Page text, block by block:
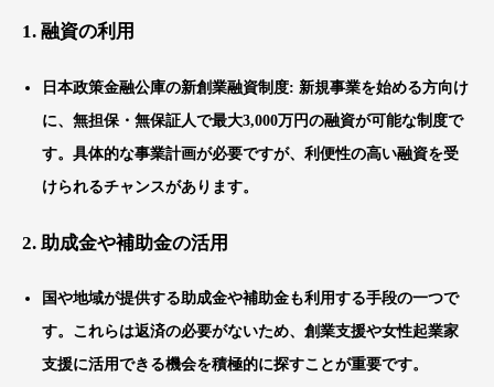
1. 融資の利用
日本政策金融公庫の新創業融資制度: 新規事業を始める方向け
に、無担保・無保証人で最大3,000万円の融資が可能な制度で
す。具体的な事業計画が必要ですが、利便性の高い融資を受
けられるチャンスがあります。
2. 助成金や補助金の活用
国や地域が提供する助成金や補助金も利用する手段の一つで
す。これらは返済の必要がないため、創業支援や女性起業家
支援に活用できる機会を積極的に探すことが重要です。